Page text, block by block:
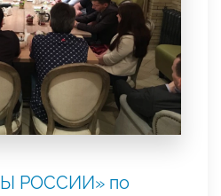
РОССИИ» по